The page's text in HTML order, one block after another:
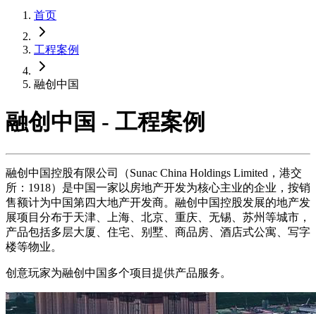
首页
工程案例
融创中国
融创中国 - 工程案例
融创中国控股有限公司（Sunac China Holdings Limited，港交
所：1918）是中国一家以房地产开发为核心主业的企业，按销
售额计为中国第四大地产开发商。融创中国控股发展的地产发
展项目分布于天津、上海、北京、重庆、无锡、苏州等城市，
产品包括多层大厦、住宅、别墅、商品房、酒店式公寓、写字
楼等物业。
创意玩家为融创中国多个项目提供产品服务。